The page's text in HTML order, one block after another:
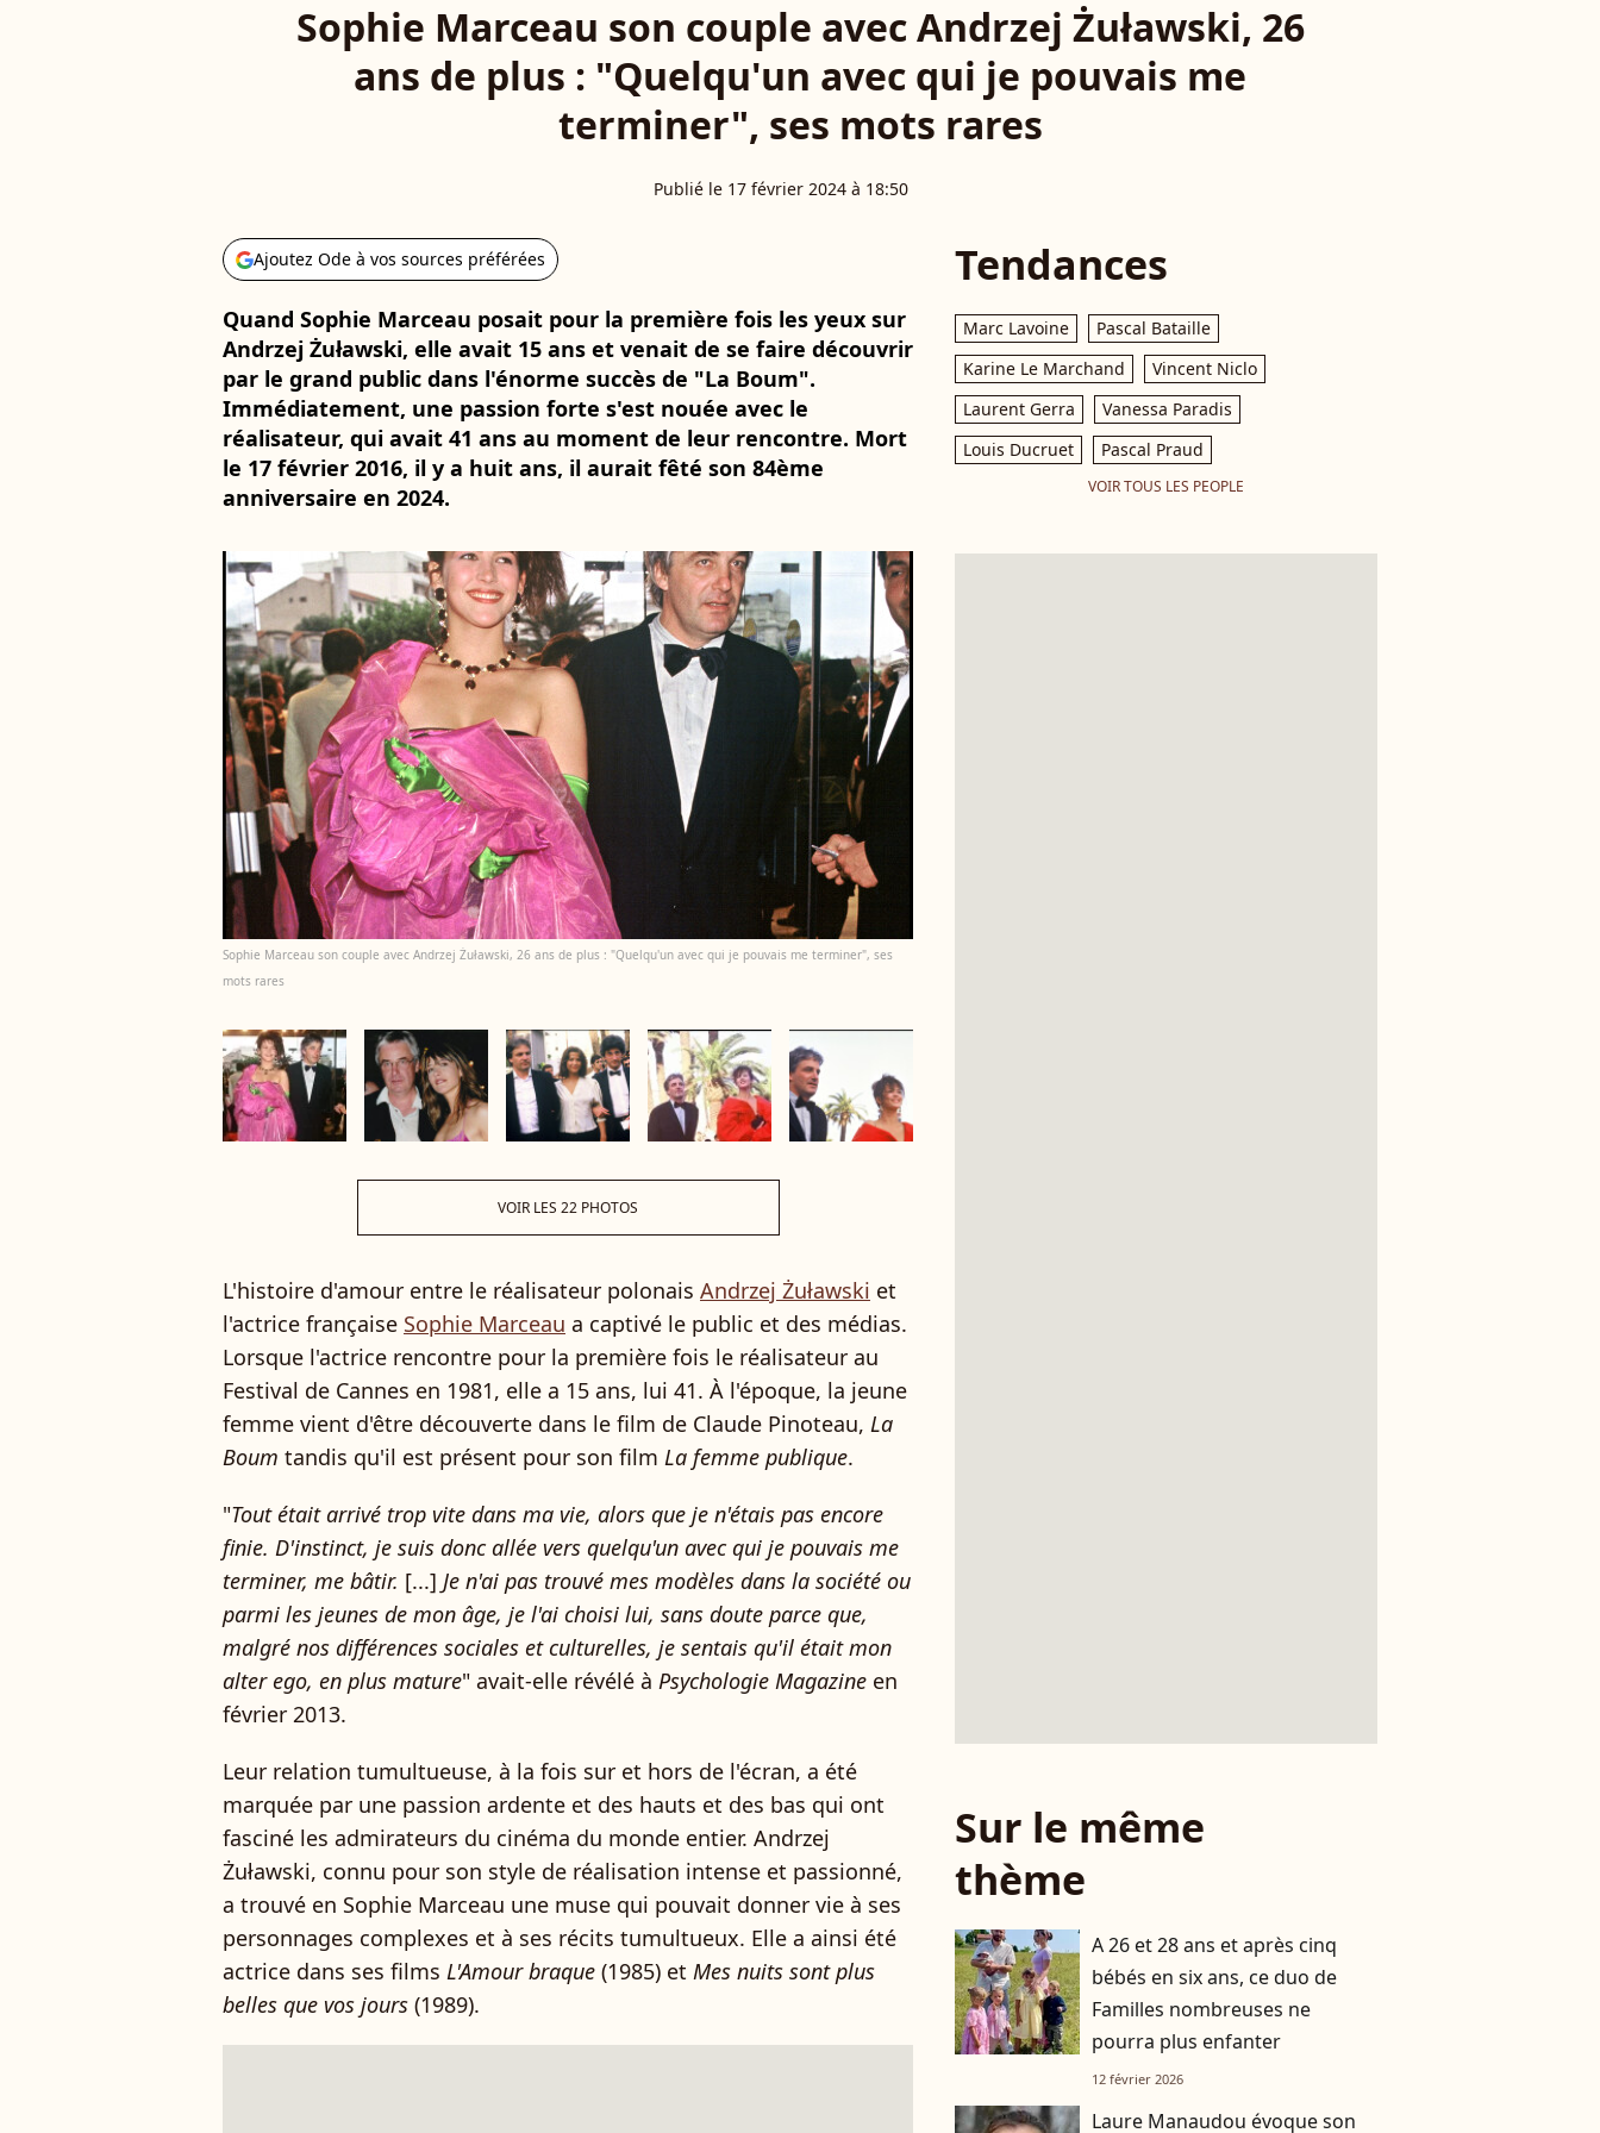
Sophie Marceau son couple avec Andrzej Żuławski, 26
ans de plus : "Quelqu'un avec qui je pouvais me
terminer", ses mots rares
Publié le 17 février 2024 à 18:50
Ajoutez Ode à vos sources préférées
Quand Sophie Marceau posait pour la première fois les yeux sur
Andrzej Żuławski, elle avait 15 ans et venait de se faire découvrir
par le grand public dans l'énorme succès de "La Boum".
Immédiatement, une passion forte s'est nouée avec le
réalisateur, qui avait 41 ans au moment de leur rencontre. Mort
le 17 février 2016, il y a huit ans, il aurait fêté son 84ème
anniversaire en 2024.
Sophie Marceau son couple avec Andrzej Żuławski, 26 ans de plus : "Quelqu'un avec qui je pouvais me terminer", ses
mots rares
VOIR LES 22 PHOTOS
L'histoire d'amour entre le réalisateur polonais Andrzej Żuławski et
l'actrice française Sophie Marceau a captivé le public et des médias.
Lorsque l'actrice rencontre pour la première fois le réalisateur au
Festival de Cannes en 1981, elle a 15 ans, lui 41. À l'époque, la jeune
femme vient d'être découverte dans le film de Claude Pinoteau, La
Boum tandis qu'il est présent pour son film La femme publique.
"Tout était arrivé trop vite dans ma vie, alors que je n'étais pas encore
finie. D'instinct, je suis donc allée vers quelqu'un avec qui je pouvais me
terminer, me bâtir. [...] Je n'ai pas trouvé mes modèles dans la société ou
parmi les jeunes de mon âge, je l'ai choisi lui, sans doute parce que,
malgré nos différences sociales et culturelles, je sentais qu'il était mon
alter ego, en plus mature" avait-elle révélé à Psychologie Magazine en
février 2013.
Leur relation tumultueuse, à la fois sur et hors de l'écran, a été
marquée par une passion ardente et des hauts et des bas qui ont
fasciné les admirateurs du cinéma du monde entier. Andrzej
Żuławski, connu pour son style de réalisation intense et passionné,
a trouvé en Sophie Marceau une muse qui pouvait donner vie à ses
personnages complexes et à ses récits tumultueux. Elle a ainsi été
actrice dans ses films L'Amour braque (1985) et Mes nuits sont plus
belles que vos jours (1989).
Tendances
Marc Lavoine
Pascal Bataille
Karine Le Marchand
Vincent Niclo
Laurent Gerra
Vanessa Paradis
Louis Ducruet
Pascal Praud
VOIR TOUS LES PEOPLE
Sur le même
thème
A 26 et 28 ans et après cinq
bébés en six ans, ce duo de
Familles nombreuses ne
pourra plus enfanter
12 février 2026
Laure Manaudou évoque son